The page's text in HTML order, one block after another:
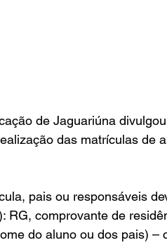
de Jaguariúna
das matrículas de
pais ou responsáveis
RG, comprovante de
do aluno ou dos pais) –